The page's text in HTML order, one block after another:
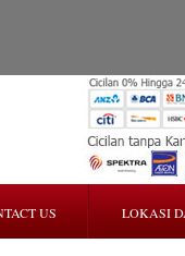
US LOKASI